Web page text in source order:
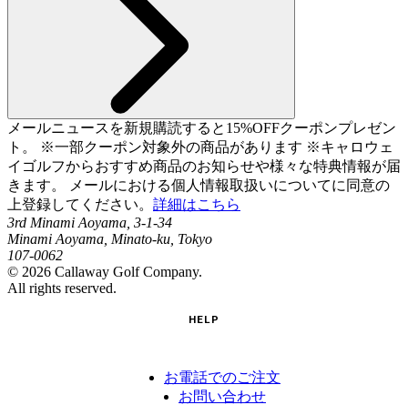
メールニュースを新規購読すると15%OFFクーポンプレゼン
ト。 ※一部クーポン対象外の商品があります ※キャロウェ
イゴルフからおすすめ商品のお知らせや様々な特典情報が届
きます。 メールにおける個人情報取扱いについてに同意の
上登録してください。 詳細はこちら
3rd Minami Aoyama, 3-1-34
Minami Aoyama, Minato-ku, Tokyo
107-0062
© 2026 Callaway Golf Company.
All rights reserved.
HELP
お電話でのご注文
お問い合わせ